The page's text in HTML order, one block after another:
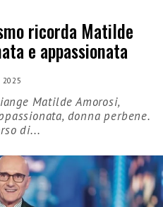
ricorda Matilde
e appassionata
2025
Matilde Amorosi,
donna perbene.
di...